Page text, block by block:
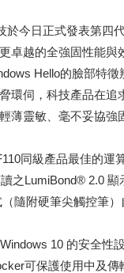
今日正式發表第
卓越的全強固性能
Hello的臉部特徵
環伺，科技產品在
薄靈敏、毫不妥協
同級產品最佳的運
之LumiBond® 2.0
隨附硬筆尖觸控筆
10 的安全
可保護使用中及